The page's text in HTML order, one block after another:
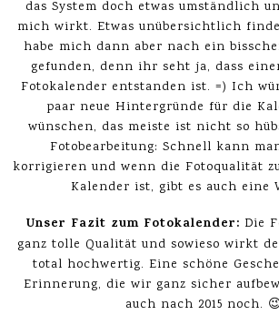
das System doch etwas umständlich
mich wirkt. Etwas unübersichtlich
habe mich dann aber nach ein
gefunden, denn ihr seht ja, dass
Fotokalender entstanden ist. =) Ich
paar neue Hintergründe für die
wünschen, das meiste ist nicht so
Fotobearbeitung: Schnell kann
korrigieren und wenn die Fotoqualität
Kalender ist, gibt es auch eine
Unser Fazit zum Fotokalender: Die
ganz tolle Qualität und sowieso wirkt
total hochwertig. Eine schöne
Erinnerung, die wir ganz sicher
auch nach 2015 noch.